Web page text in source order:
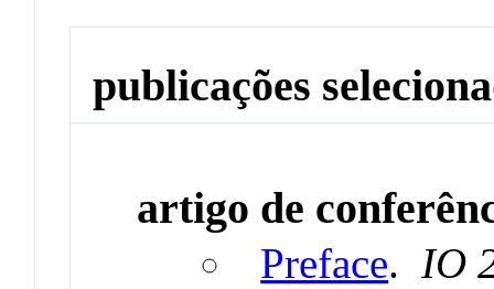
publicações
artigo de
Preface. IO